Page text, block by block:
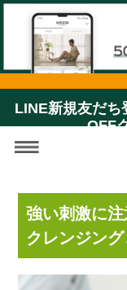
OFF
【公式アプリオ
500円
強い刺激に
クレンジング